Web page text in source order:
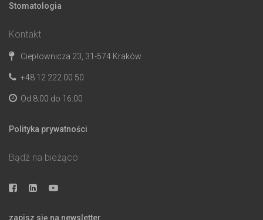
Stomatologia
Kontakt
Ciepłownicza 23, 31-574 Kraków
+48 12 222 00 50
Od 8:00 do 16:00
Polityka prywatności
Bądź na bieżąco
zapisz się na newsletter